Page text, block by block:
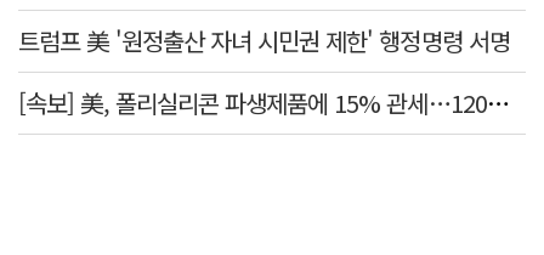
트럼프 美 '원정출산 자녀 시민권 제한' 행정명령 서명
[속보] 美, 폴리실리콘 파생제품에 15% 관세…120일 뒤 발효